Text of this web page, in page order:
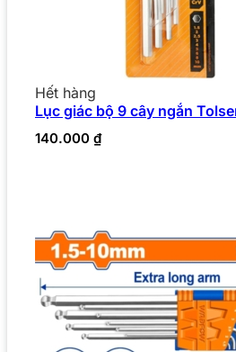
Hết hàng
Lục giác bộ 9 cây ngắn
140.000 ₫